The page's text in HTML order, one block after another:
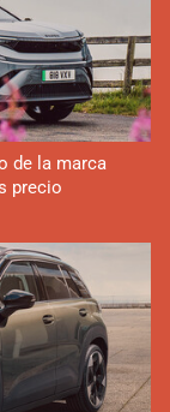
de la marca
precio